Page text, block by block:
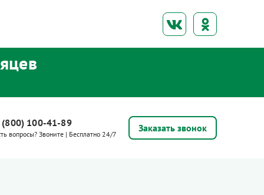
(800) 100-41-89
вопросы? Звоните | Бесплатно 24/7
Заказать звонок